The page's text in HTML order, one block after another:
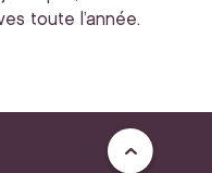
toute l’année.